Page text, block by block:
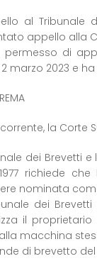
al Tribunale
appello alla
di
marzo 2023 e
la Corte
dei Brevetti
richiede
nominata
dei
il
macchina
di brevetto